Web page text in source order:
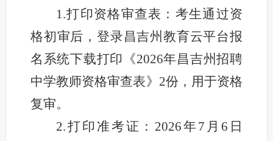
1.打印资格审查表：考生通过资
格初审后，登录昌吉州教育云平台报
名系统下载打印《2026年昌吉州招聘
中学教师资格审查表》2份，用于资格
复审。
2.打印准考证：2026年7月6日